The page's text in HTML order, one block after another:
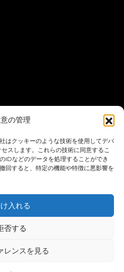
の管理
はクッキーのような技術を使用してデバ
スします。これらの技術に同意するこ
IDなどのデータを処理することができ
回すると、特定の機能や特徴に悪影響を
入れる
否する
レンスを見る
All Rights Reserved
ティ・ステートメ
ント